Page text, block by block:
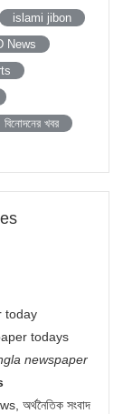
islami jibon
News
বিনোদনের খবর
today
todays
newspaper
সংবাদ